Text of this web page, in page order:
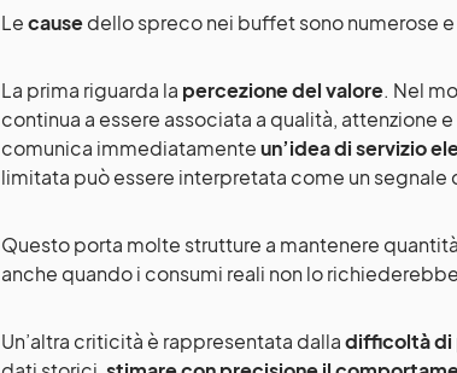
Lecausedello spreco nei buffet sono numerose
La prima riguarda la percezione del valore. Nel
continua a essere associata a qualità, attenzione
comunica immediatamenteun’idea di servizio
limitata può essere interpretata come un segnale
Questo porta molte strutture a mantenere
anche quando i consumi reali non lo
Un’altra criticità è rappresentata dalladifficoltà di